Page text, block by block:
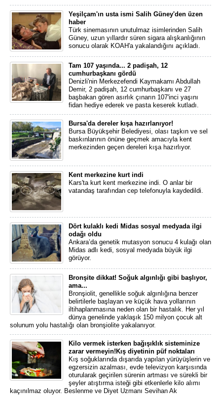
Yeşilçam'ın usta ismi Salih Güney'den üzen
haber
Türk sinemasının unutulmaz isimlerinden Salih
Güney, uzun yıllardır süren sigara alışkanlığının
sonucu olarak KOAH'a yakalandığını açıkladı.
Tam 107 yaşında... 2 padişah, 12
cumhurbaşkanı gördü
Denizli'nin Merkezefendi Kaymakamı Abdullah
Demir, 2 padişah, 12 cumhurbaşkanı ve 27
başbakan gören asırlık çınarın 107'inci yaşını
fidan hediye ederek ve pasta keserek kutladı.
Bursa'da dereler kışa hazırlanıyor!
Bursa Büyükşehir Belediyesi, olası taşkın ve sel
baskınlarının önüne geçmek amacıyla kent
merkezinden geçen dereleri kışa hazırlıyor.
Kent merkezine kurt indi
Kars'ta kurt kent merkezine indi. O anlar bir
vatandaş tarafından cep telefonuyla kaydedildi.
Dört kulaklı kedi Midas sosyal medyada ilgi
odağı oldu
Ankara’da genetik mutasyon sonucu 4 kulağı olan
Midas adlı kedi, sosyal medyada büyük ilgi
görüyor.
Bronşite dikkat! Soğuk algınlığı gibi başlıyor,
ama...
Bronşiolit, genellikle soğuk algınlığına benzer
belirtilerle başlayan ve küçük hava yollarının
iltihaplanmasına neden olan bir hastalık. Her yıl
dünya genelinde yaklaşık 150 milyon çocuk alt
solunum yolu hastalığı olan bronşiolite yakalanıyor.
Kilo vermek isterken bağışıklık sisteminize
zarar vermeyin!Kış diyetinin püf noktaları
Kış soğuklarında dışarıda yapılan yürüyüşlerin ve
egzersizin azalması, evde televizyon karşısında
oturularak geçirilen sürenin artması ve sürekli bir
şeyler atıştırma isteği gibi etkenlerle kilo alımı
kaçınılmaz oluyor. Beslenme ve Diyet Uzmanı Sevihan Ak